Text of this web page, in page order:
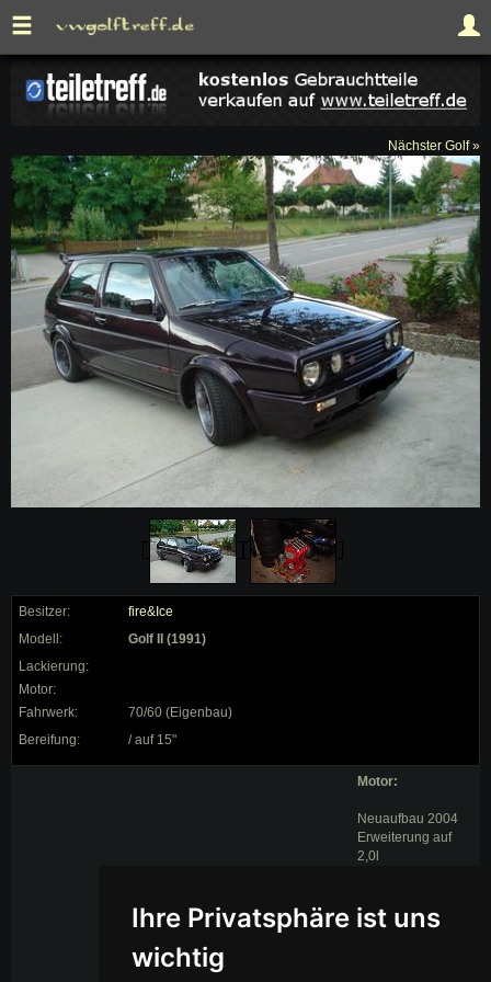
Ihre Privatsphäre ist uns
wichtig
Nächster Golf »
Besitzer:
fire&Ice
Modell:
Golf II (1991)
Lackierung:
Motor:
Fahrwerk:
70/60 (Eigenbau)
Bereifung:
/ auf 15"
Motor:
Neuaufbau 2004
Erweiterung auf
2,0l
Lager,bearbeiteter
Zylinderkopf (